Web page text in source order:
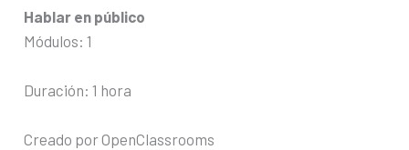
Hablar en público
Módulos: 1
Duración: 1 hora
Creado por OpenClassrooms